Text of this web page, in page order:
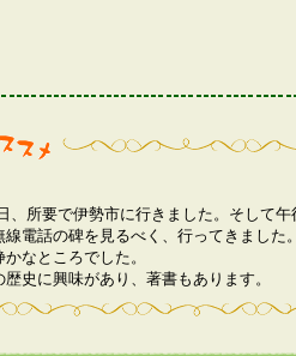
、所要で伊勢市に行きました。そして
線電話の碑を見るべく、行ってきました
なところでした。
史に興味があり、著書もあります。